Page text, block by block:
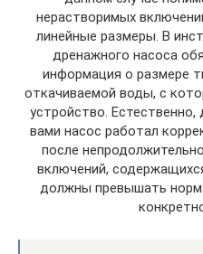
нерастворимых
линейные размеры. В
дренажного насоса
информация о размере
откачиваемой воды, с
устройство.
вами насос работал
после
включений,
должны превышать